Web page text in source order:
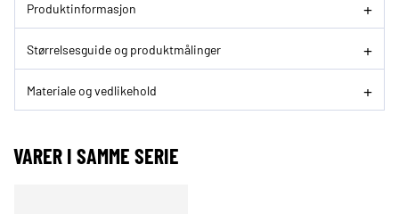
Produktinformasjon
Størrelsesguide og produktmålinger
Materiale og vedlikehold
VARER I SAMME SERIE